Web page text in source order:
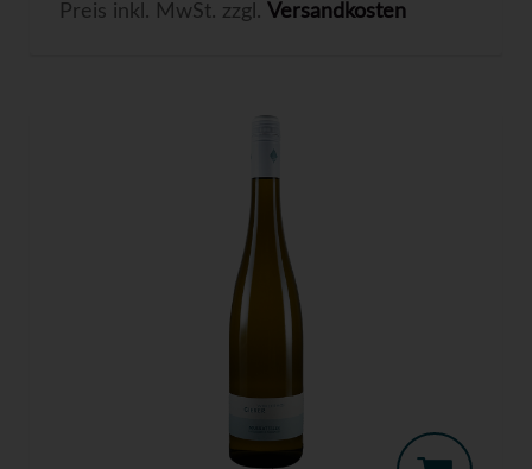
Preis inkl. MwSt. zzgl. Versandkosten